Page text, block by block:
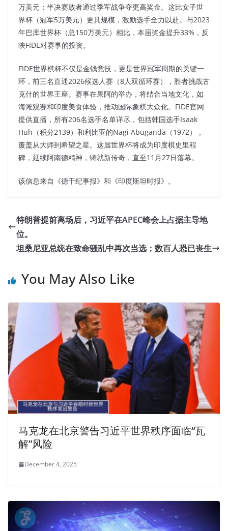
万美元；半决赛败者通过季军战争夺更高奖金。这比女子世
界杯（冠军5万美元）更具规模，激励选手全力以赴。与2023
年巴库世界杯（总150万美元）相比，本届奖金提升33%，反
映FIDE对赛事的投资。​
FIDE世界棋杯不仅是金钱竞技，更是世界冠军周期的关键一
环，前三名直通2026候选人赛（8人双循环赛），胜者挑战古
克什的世界王座。赛事在果阿的举办，将结合当地文化，如
海滩观赛和印度美食体验，推动国际象棋大众化。FIDE官网
提供直播，所有206名选手名单详尽，包括韩国选手Isaak
Huh（积分2139）和利比亚的Nagi Abuganda（1972），
覆盖从大师到希望之星。这届世界杯将成为印度棋史里程
碑，延续阿南德精神，铸就新传奇，直至11月27日落幕。
该信息来自《德干纪事报》和《印度斯坦时报》。
特朗普提前离场后，习近平在APEC峰会上占据主导地
位。
坦桑尼亚总统在致命骚乱中再次当选；数百人恐已丧生
You May Also Like
马克龙在北京警告习近平世界秩序面临“瓦
解”风险
December 4, 2025